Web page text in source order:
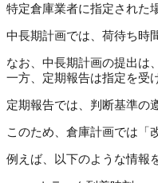
特定倉庫業者に指定された
中長期計画では、荷待ち時
なお、中長期計画の提出は
一方、定期報告は指定を受
定期報告では、判断基準の
このため、倉庫計画では「
例えば、以下のような情報